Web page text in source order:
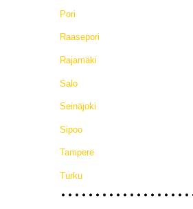
Pori
Raasepori
Rajamäki
Salo
Seinäjoki
Sipoo
Tampere
Turku